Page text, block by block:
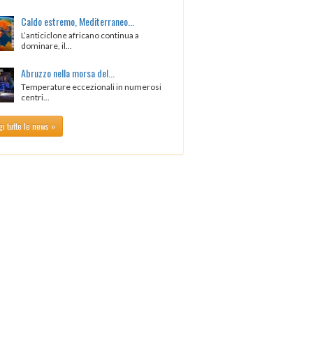
Caldo estremo, Mediterraneo...
L’anticiclone africano continua a
dominare, il...
Abruzzo nella morsa del...
Temperature eccezionali in numerosi
centri...
tutte le news »